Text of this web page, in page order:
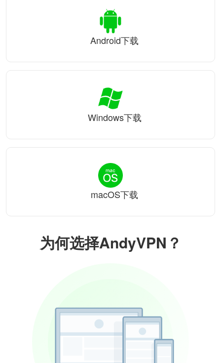
为何选择AndyVPN？
Android下载
Windows下载
macOS下载